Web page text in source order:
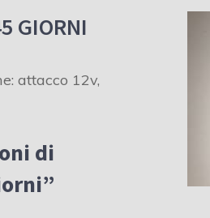
GIORNI
attacco 12v,
di
”